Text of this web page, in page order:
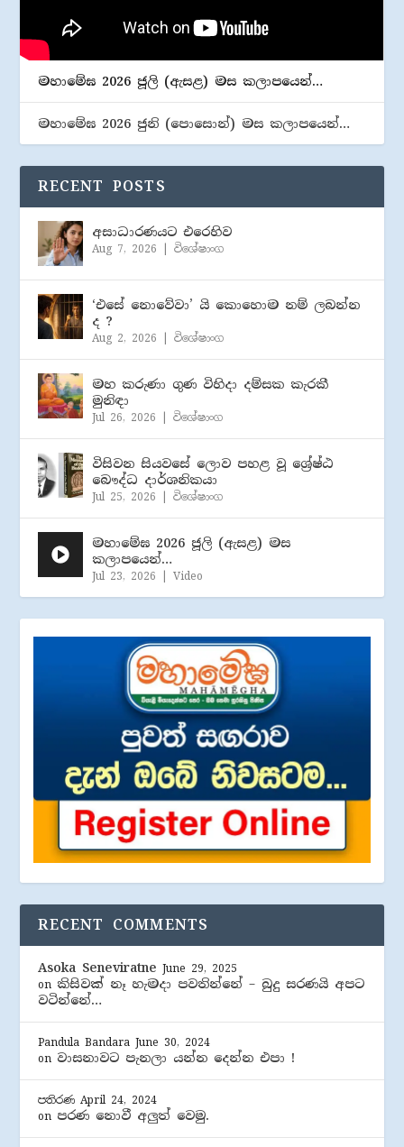
මහාමේඝ 2026 ජූලි (​ඇසළ) මස කලාපයෙන්…
මහාමේඝ 2026 ජුනි (​පොසොන්) මස කලාපයෙන්…
RECENT POSTS
අසාධාරණයට එරෙහිව
Aug 7, 2026 |විශේෂාංග
‘එසේ නොවේවා’ යි කොහොම නම් ලබන්න
ද ?
Aug 2, 2026 |විශේෂාංග
මහ කරුණා ගුණ විහිදා දම්සක කැරකී
මුනිඳා
Jul 26, 2026 |විශේෂාංග
විසිවන සියවසේ ලොව පහළ වූ ශ්‍රේෂ්ඨ
බෞද්ධ දාර්ශනිකයා
Jul 25, 2026 |විශේෂාංග
මහාමේඝ 2026 ජූලි (​ඇසළ) මස
කලාපයෙන්…
Jul 23, 2026 |Video
RECENT COMMENTS
Asoka Seneviratne June 29, 2025
on කිසිවක් නෑ හැමදා පවතින්නේ – බුදු සරණයි අපට
වටින්නේ…
Pandula Bandara June 30, 2024
on වාසනාවට පැනලා යන්න දෙන්න එපා !
පතිරණ April 24, 2024
on පරණ නොවී අලුත් වෙමු.